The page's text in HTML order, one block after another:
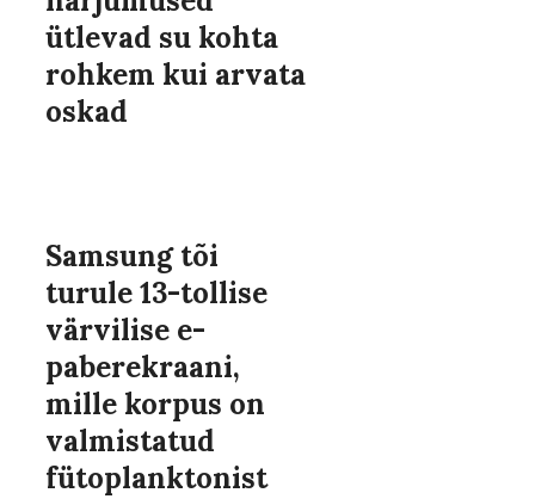
ütlevad su kohta
rohkem kui arvata
oskad
Samsung tõi
turule 13-tollise
värvilise e-
paberekraani,
mille korpus on
valmistatud
fütoplanktonist